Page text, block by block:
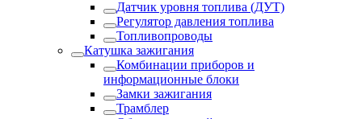
Датчик уровня топлива (ДУТ)
Регулятор давления топлива
Топливопроводы
Катушка зажигания
Комбинации приборов и
информационные блоки
Замки зажигания
Трамблер